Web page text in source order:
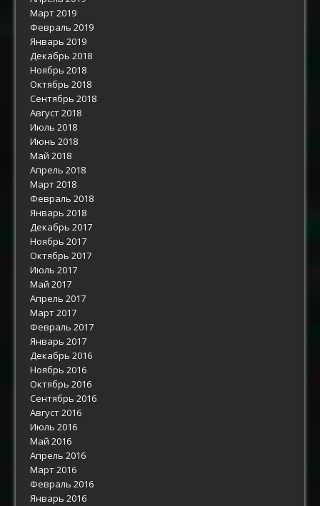
Март 2019
Февраль 2019
Январь 2019
Декабрь 2018
Ноябрь 2018
Октябрь 2018
Сентябрь 2018
Август 2018
Июль 2018
Июнь 2018
Май 2018
Апрель 2018
Март 2018
Февраль 2018
Январь 2018
Декабрь 2017
Ноябрь 2017
Октябрь 2017
Июль 2017
Май 2017
Апрель 2017
Март 2017
Февраль 2017
Январь 2017
Декабрь 2016
Ноябрь 2016
Октябрь 2016
Сентябрь 2016
Август 2016
Июль 2016
Май 2016
Апрель 2016
Март 2016
Февраль 2016
Январь 2016